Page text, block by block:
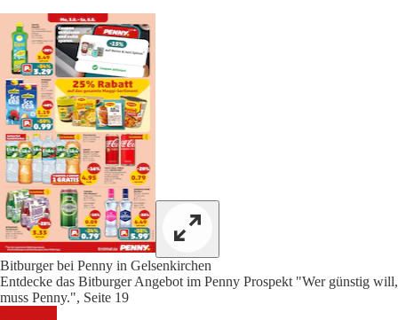
Bitburger bei Penny in Gelsenkirchen
Entdecke das Bitburger Angebot im Penny Prospekt "Wer günstig will,
muss Penny.", Seite 19